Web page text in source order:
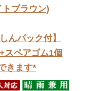
トブラウン)
んパック付】
スペアゴム1個
きます*